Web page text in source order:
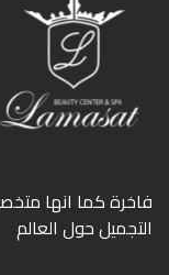
ﻓﺎﺧﺮة كما انها
اﻟﺘﺠﻤﻴﻞ ﺣﻮل اﻟﻌﺎﻟﻢ